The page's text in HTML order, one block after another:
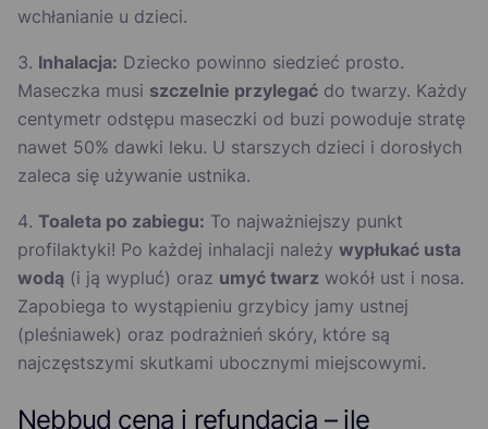
wchłanianie u dzieci.
Inhalacja: Dziecko powinno siedzieć prosto.
Maseczka musi szczelnie przylegać do twarzy. Każdy
centymetr odstępu maseczki od buzi powoduje stratę
nawet 50% dawki leku. U starszych dzieci i dorosłych
zaleca się używanie ustnika.
Toaleta po zabiegu: To najważniejszy punkt
profilaktyki! Po każdej inhalacji należy wypłukać usta
wodą (i ją wypluć) oraz umyć twarz wokół ust i nosa.
Zapobiega to wystąpieniu grzybicy jamy ustnej
(pleśniawek) oraz podrażnień skóry, które są
najczęstszymi skutkami ubocznymi miejscowymi.
Nebbud cena i refundacja – ile